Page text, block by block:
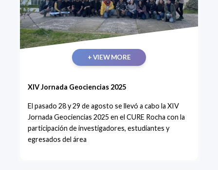
+ VIEW MORE
XIV Jornada Geociencias 2025
El pasado 28 y 29 de agosto se llevó a cabo la XIV
Jornada Geociencias 2025 en el CURE Rocha con la
participación de investigadores, estudiantes y
egresados del área